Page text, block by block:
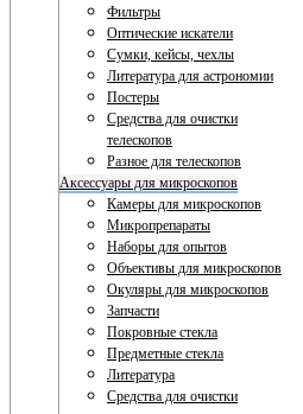
Фильтры
Оптические искатели
Сумки, кейсы, чехлы
Литература для астрономии
Постеры
Средства для очистки
телескопов
Разное для телескопов
Аксессуары для микроскопов
Камеры для микроскопов
Микропрепараты
Наборы для опытов
Объективы для микроскопов
Окуляры для микроскопов
Запчасти
Покровные стекла
Предметные стекла
Литература
Средства для очистки